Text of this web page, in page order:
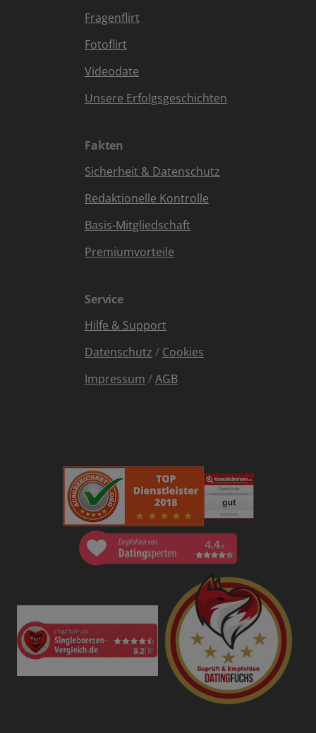
Fragenflirt
Fotoflirt
Videodate
Unsere Erfolgsgeschichten
Fakten
Sicherheit & Datenschutz
Redaktionelle Kontrolle
Basis-Mitgliedschaft
Premiumvorteile
Service
Hilfe & Support
Datenschutz / Cookies
Impressum /AGB